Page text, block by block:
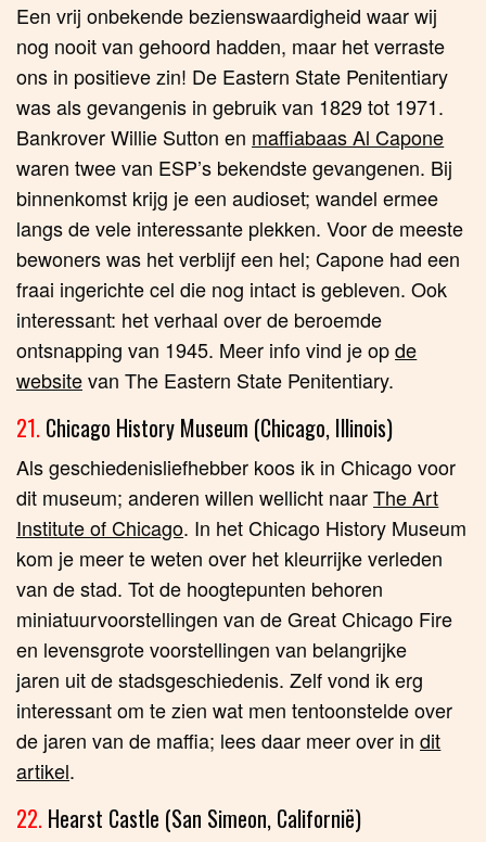
Een vrij onbekende bezienswaardigheid waar wij
nog nooit van gehoord hadden, maar het verraste
ons in positieve zin! De Eastern State Penitentiary
was als gevangenis in gebruik van 1829 tot 1971.
Bankrover Willie Sutton en maffiabaas Al Capone
waren twee van ESP’s bekendste gevangenen. Bij
binnenkomst krijg je een audioset; wandel ermee
langs de vele interessante plekken. Voor de meeste
bewoners was het verblijf een hel; Capone had een
fraai ingerichte cel die nog intact is gebleven. Ook
interessant: het verhaal over de beroemde
ontsnapping van 1945. Meer info vind je opde
websitevan The Eastern State Penitentiary.
21. Chicago History Museum (Chicago, Illinois)
Als geschiedenisliefhebber koos ik in Chicago voor
dit museum; anderen willen wellicht naarThe Art
Institute of Chicago. In het Chicago History Museum
kom je meer te weten over het kleurrijke verleden
van de stad. Tot de hoogtepunten behoren
miniatuurvoorstellingen van de Great Chicago Fire
en levensgrote voorstellingen van belangrijke
jaren uit de stadsgeschiedenis. Zelf vond ik erg
interessant om te zien wat men tentoonstelde over
de jaren van de maffia; lees daar meer over indit
artikel.
22. Hearst Castle (San Simeon, Californië)